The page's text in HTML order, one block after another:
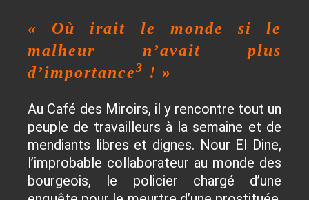
« Où irait le monde si le
malheur n’avait plus
d’importance3 ! »
Au Café des Miroirs, il y rencontre tout un
peuple de travailleurs à la semaine et de
mendiants libres et dignes. Nour El Dine,
l’improbable collaborateur au monde des
bourgeois, le policier chargé d’une